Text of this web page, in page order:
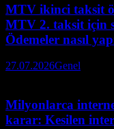
MTV ikinci taksit
MTV 2. taksit için
Ödemeler nasıl
27.07.2026Genel
Milyonlarca
karar: Kesilen